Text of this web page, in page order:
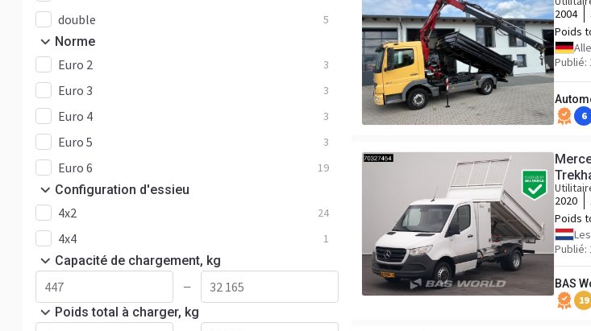
double 5
Norme
Euro 2 3
Euro 3 3
Euro 4 3
Euro 5 3
Euro 6 19
Configuration d'essieu
4x2 24
4x4 1
Capacité de chargement, kg
—
Poids total à charger, kg
2004
Poids
Publié:
6
2020
Poids
Publié:
BAS
19